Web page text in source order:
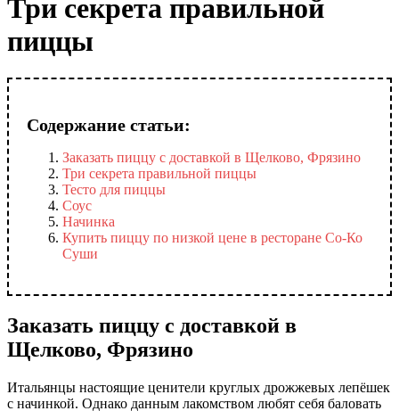
Три секрета правильной
пиццы
Содержание статьи:
Заказать пиццу с доставкой в Щелково, Фрязино
Три секрета правильной пиццы
Тесто для пиццы
Соус
Начинка
Купить пиццу по низкой цене в ресторане Со-Ко
Суши
Заказать пиццу с доставкой в
Щелково, Фрязино
Итальянцы настоящие ценители круглых дрожжевых лепёшек
с начинкой. Однако данным лакомством любят себя баловать